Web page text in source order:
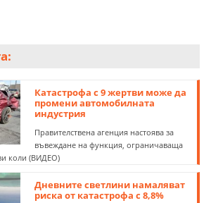
Катастрофа с 9 жертви може да
промени автомобилната
индустрия
Правителствена агенция настоява за
въвеждане на функция, ограничаваща
коли (ВИДЕО)
Дневните светлини намаляват
риска от катастрофа с 8,8%